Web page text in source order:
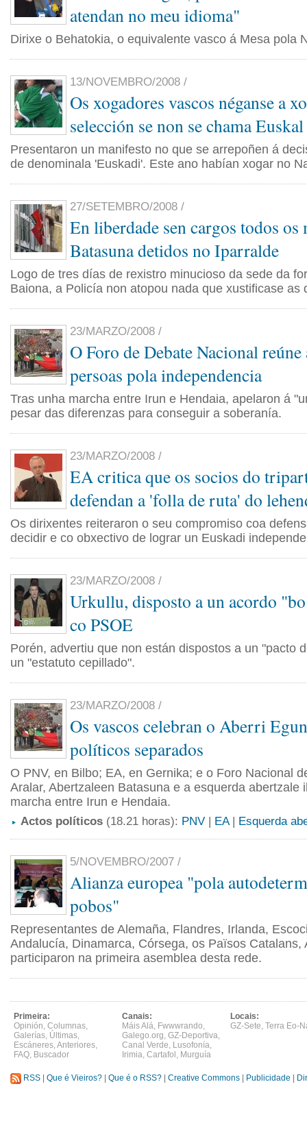
atendan no meu idioma"
Dirixe o Behatokia, o equivalente vasco á Mesa pola
13/NOVEMBRO/2008 /
Os xogadores vascos néganse a
selección se non se chama
Presentaron un manifesto no que se arrepoñen á
de denominala 'Euskadi'. Este ano habían xogar no
27/SETEMBRO/2008 /
En liberdade sen cargos todos os
Batasuna detidos no Iparralde
Logo de tres días de rexistro minucioso da sede da
Baiona, a Policía non atopou nada que xustificase as
23/MARZO/2008 /
O Foro de Debate Nacional reúne
persoas pola independencia
Tras unha marcha entre Irun e Hendaia, apelaron á
pesar das diferenzas para conseguir a soberanía.
23/MARZO/2008 /
EA critica que os socios do
defendan a 'folla de ruta' do
Os dirixentes reiteraron o seu compromiso coa
decidir e co obxectivo de lograr un Euskadi
23/MARZO/2008 /
Urkullu, disposto a un acordo
co PSOE
Porén, advertiu que non están dispostos a un "pacto
un "estatuto cepillado".
23/MARZO/2008 /
Os vascos celebran o Aberri
políticos separados
O PNV, en Bilbo; EA, en Gernika; e o Foro Nacional
Aralar, Abertzaleen Batasuna e a esquerda abertzale
marcha entre Irun e Hendaia.
Actos políticos (18.21 horas): PNV | EA| Esquerda
5/NOVEMBRO/2007 /
Alianza europea "pola
pobos"
Representantes de Alemaña, Flandres, Irlanda,
Andalucía, Dinamarca, Córsega, os Països Catalans,
participaron na primeira asemblea desta rede.
Primeira:
Opinión, Columnas,
Galerías, Últimas,
Escáneres,Anteriores,
FAQ, Buscador
Canais:
Máis Alá, Fwwwrando,
Galego.org, GZ-Deportiva,
Canal Verde, Lusofonía,
Irimia, Cartafol , Murguía
Locais:
GZ-Sete, Terra Eo-
RSS Que é Vieiros? Que é o RSS? Creative Commons Publicidade